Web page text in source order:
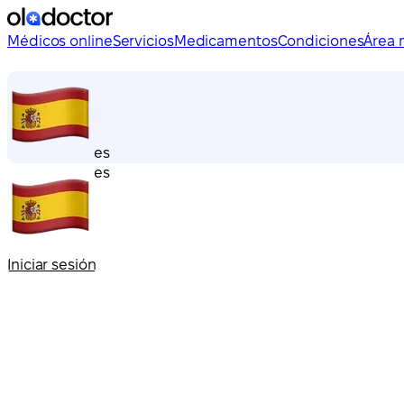
Médicos onlineServiciosMedicamentosCondicionesÁrea
es
es
Iniciar sesión